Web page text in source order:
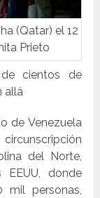
(Qatar) el 12
Prieto
cientos de
allá
de Venezuela
del Norte,
donde
mil personas,